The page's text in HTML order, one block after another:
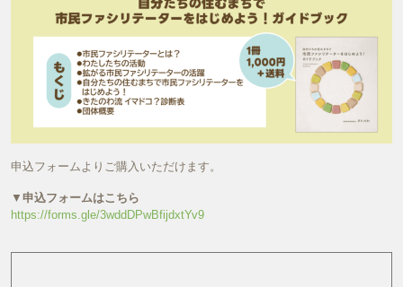
申込フォームよりご購入いただけます。
▼ 申込フォームはこちら
https://forms.gle/3wddDPwBfijdxtYv9